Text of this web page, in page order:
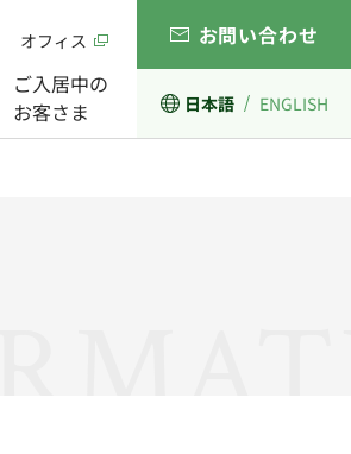
オフィス
お問い合わせ
ご入居中の
お客さま
日本語 ENGLISH